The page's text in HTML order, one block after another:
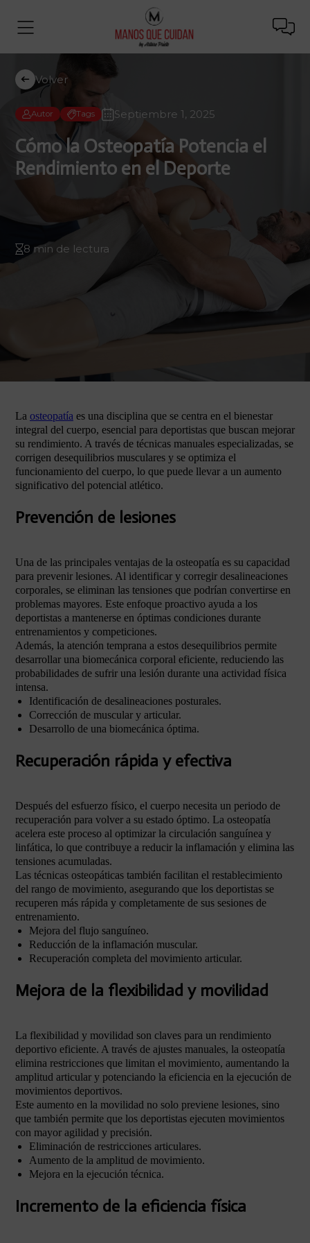
Volver
Autor Tags Septiembre 1, 2025
Cómo la Osteopatía Potencia el
Rendimiento en el Deporte
8 min de lectura
La osteopatía es una disciplina que se centra en el bienestar
integral del cuerpo, esencial para deportistas que buscan mejorar
su rendimiento. A través de técnicas manuales especializadas, se
corrigen desequilibrios musculares y se optimiza el
funcionamiento del cuerpo, lo que puede llevar a un aumento
significativo del potencial atlético.
Prevención de lesiones
Una de las principales ventajas de la osteopatía es su capacidad
para prevenir lesiones. Al identificar y corregir desalineaciones
corporales, se eliminan las tensiones que podrían convertirse en
problemas mayores. Este enfoque proactivo ayuda a los
deportistas a mantenerse en óptimas condiciones durante
entrenamientos y competiciones.
Además, la atención temprana a estos desequilibrios permite
desarrollar una biomecánica corporal eficiente, reduciendo las
probabilidades de sufrir una lesión durante una actividad física
intensa.
Identificación de desalineaciones posturales.
Corrección de muscular y articular.
Desarrollo de una biomecánica óptima.
Recuperación rápida y efectiva
Después del esfuerzo físico, el cuerpo necesita un periodo de
recuperación para volver a su estado óptimo. La osteopatía
acelera este proceso al optimizar la circulación sanguínea y
linfática, lo que contribuye a reducir la inflamación y elimina las
tensiones acumuladas.
Las técnicas osteopáticas también facilitan el restablecimiento
del rango de movimiento, asegurando que los deportistas se
recuperen más rápida y completamente de sus sesiones de
entrenamiento.
Mejora del flujo sanguíneo.
Reducción de la inflamación muscular.
Recuperación completa del movimiento articular.
Mejora de la flexibilidad y movilidad
La flexibilidad y movilidad son claves para un rendimiento
deportivo eficiente. A través de ajustes manuales, la osteopatía
elimina restricciones que limitan el movimiento, aumentando la
amplitud articular y potenciando la eficiencia en la ejecución de
movimientos deportivos.
Este aumento en la movilidad no solo previene lesiones, sino
que también permite que los deportistas ejecuten movimientos
con mayor agilidad y precisión.
Eliminación de restricciones articulares.
Aumento de la amplitud de movimiento.
Mejora en la ejecución técnica.
Incremento de la eficiencia física